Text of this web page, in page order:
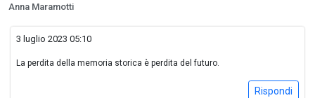
Anna Maramotti
3 luglio 2023 05:10
La perdita della memoria storica è perdita del futuro.
Rispondi